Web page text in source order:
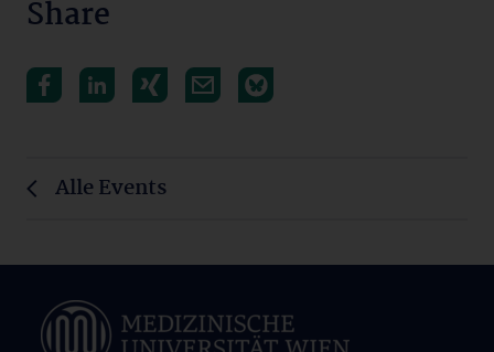
Share
Alle Events